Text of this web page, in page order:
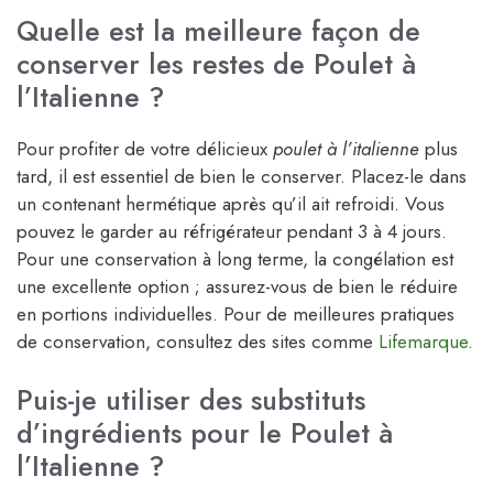
Quelle est la meilleure façon de
conserver les restes de Poulet à
l’Italienne ?
Pour profiter de votre délicieux poulet à l’italienne plus
tard, il est essentiel de bien le conserver. Placez-le dans
un contenant hermétique après qu’il ait refroidi. Vous
pouvez le garder au réfrigérateur pendant 3 à 4 jours.
Pour une conservation à long terme, la congélation est
une excellente option ; assurez-vous de bien le réduire
en portions individuelles. Pour de meilleures pratiques
de conservation, consultez des sites comme Lifemarque.
Puis-je utiliser des substituts
d’ingrédients pour le Poulet à
l’Italienne ?